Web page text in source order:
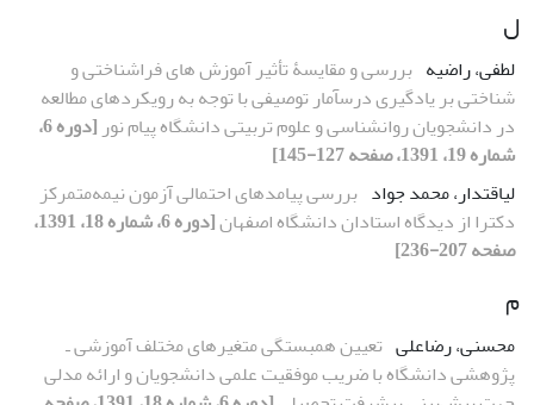
ل
لطفی، راضیه بررسی و مقایسۀ تأثیر آموزش های فراشناختی و
شناختی بر یادگیری درسآمار توصیفی با توجه به رویکردهای مطالعه
در دانشجویان روانشناسی و علوم تربیتی دانشگاه پیام نور
[دوره 6،
شماره 19، 1391، صفحه 127-145]
لیاقتدار، محمد جواد بررسی پیامدهای احتمالی آزمون نیمه‌متمرکز
دکترا از دیدگاه استادان دانشگاه اصفهان
[دوره 6، شماره 18، 1391،
صفحه 207-236]
م
محسنی، رضاعلی تعیین همبستگی متغیرهای مختلف آموزشی ـ
پژوهشی دانشگاه با ضریب موفقیت علمی دانشجویان و ارائه مدلی